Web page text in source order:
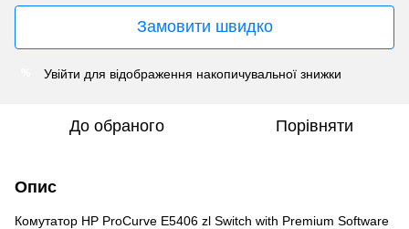
Замовити швидко
Увійти для відображення накопичувальної знижки
До обраного Порівняти
Опис
Комутатор HP ProCurve E5406 zl Switch with Premium Software